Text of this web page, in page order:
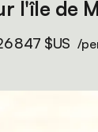
l'île de
847 $US /